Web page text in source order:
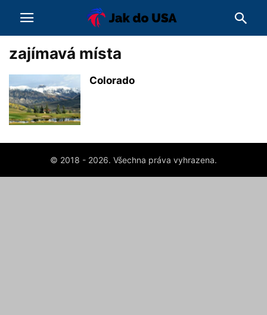
zajímavá místa
Colorado
© 2018 - 2026. Všechna práva vyhrazena.